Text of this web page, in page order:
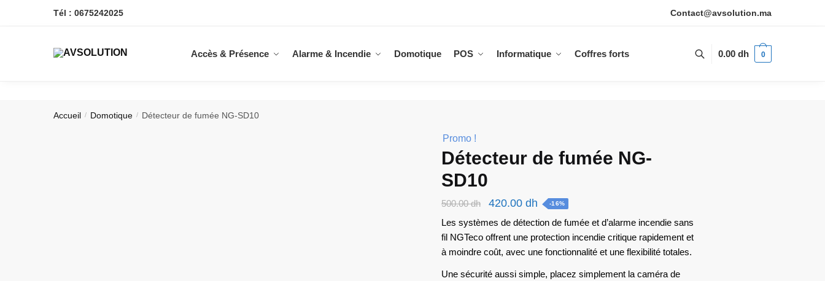
Tél : 0675242025 Contact@avsolution.ma
Accès & Présence Alarme & Incendie Domotique POS Informatique Coffres forts 0.00 dh 0
Accueil / Domotique / Détecteur de fumée NG-SD10
Promo !
Détecteur de fumée NG-
SD10
500.00dh
Le
prix
initial
était :
500.00 dh.
420.00 dhLe
prix
actuel
est :
420.00 dh.
-16%
Les systèmes de détection de fumée et d’alarme incendie sans
fil NGTeco offrent une protection incendie critique rapidement et
à moindre coût, avec une fonctionnalité et une flexibilité totales.
Une sécurité aussi simple, placez simplement la caméra de